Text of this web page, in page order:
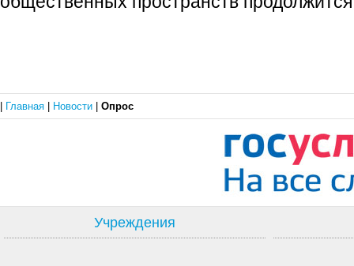
Главная Новости Опрос
Учреждения